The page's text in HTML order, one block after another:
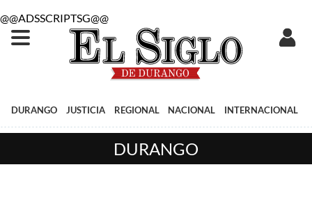
@@ADSSCRIPTSG@@
DURANGO JUSTICIA REGIONAL NACIONAL INTERNACIONAL
DURANGO